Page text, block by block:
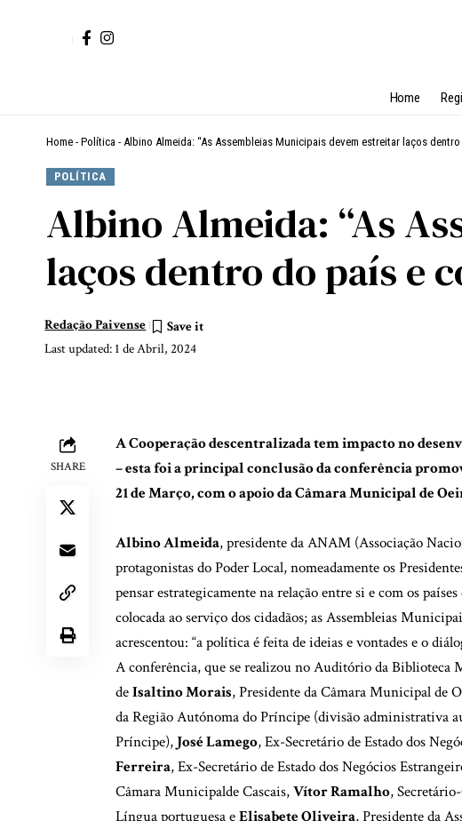
Home
Home - Política - Albino Almeida: “As Assembleias Municipais devem estreitar laços
POLÍTICA
Albino Almeida: “As
laços dentro do país e
Last updated: 1 de Abril, 2024
Redação Paivense
SHARE
A Cooperação descentralizada tem impacto no
– esta foi a principal conclusão da conferência
21 de Março, com o apoio da Câmara Municipal de
Albino Almeida, presidente da ANAM (Associação
protagonistas do Poder Local, nomeadamente os
pensar estrategicamente na relação entre si e com os
colocada ao serviço dos cidadãos; as Assembleias
acrescentou: “a política é feita de ideias e vontades e o
A conferência, que se realizou no Auditório da Biblioteca
deIsaltino Morais, Presidente da Câmara Municipal de
da Região Autónoma do Príncipe (divisão administrativa
Príncipe), José Lamego, Ex-Secretário de Estado dos
Ferreira, Ex-Secretário de Estado dos Negócios
Câmara Municipalde Cascais,Vítor Ramalho,
Língua portuguesa eElisabete Oliveira, Presidente da